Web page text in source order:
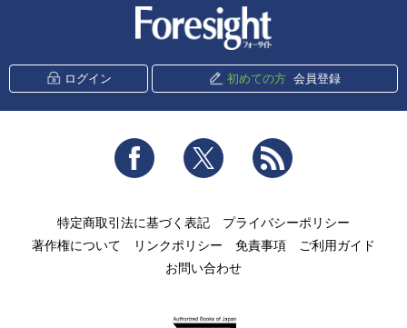
ログイン 初めての方 会員登録
Facebook Twitter
特定商取引法に基づく表記
プライバシーポリシー
著作権について
リンクポリシー 免責事項
ご利用ガイド
お問い合わせ